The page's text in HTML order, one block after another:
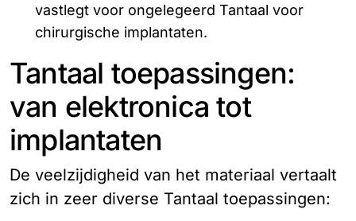
vastlegt voor ongelegeerd Tantaal voor
chirurgische implantaten.
Tantaal toepassingen:
van elektronica tot
implantaten
De veelzijdigheid van het materiaal vertaalt
zich in zeer diverse Tantaal toepassingen: